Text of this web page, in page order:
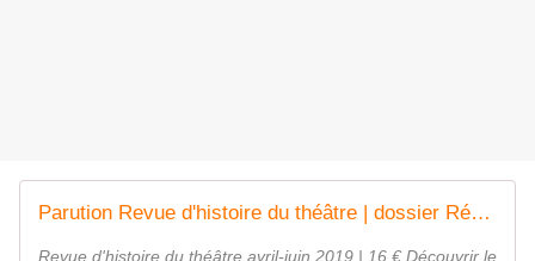
Parution Revue d'histoire du théâtre | dossier Récits et imaginaires des fêtes de cour
Revue d'histoire du théâtre.avril-juin 2019 | 16 € Découvrir le